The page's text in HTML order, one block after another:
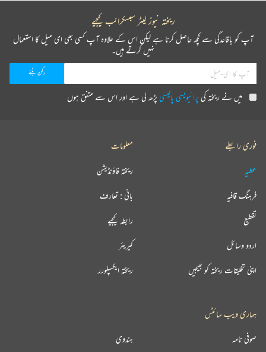
ریختہ نیوز لیٹر سبسکرائب کیجیے
آپ کو باقاعدگی سے کچھ حاصل کرنا ہے لیکن اس کے علاوہ آپ کسی بھی ای میل کا استعمال
نہیں کرتے ہیں۔
میں نے ریختہ کیپرائیویسی پالیسیپڑھ لی ہے اور اس سے متفق ہوں
فوری رابطے
عطیہ
فرہنگ قافیہ
تقطیع
اردو وسائل
اپنی تخلیقات ریختہ کو بھیجیں
معلومات
ریختہ فاؤنڈیشن
بانی : تعارف
رابطہ کیجیے
کیریئر
ریختہ ایکسپلورر
ہماری ویب سائٹس
ہندوی صوفی نامہ